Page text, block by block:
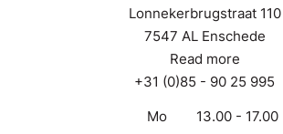
Lonnekerbrugstraat 110
7547 AL Enschede
Read more
+31 (0)85 - 90 25 995
Mo
13.00 - 17.00